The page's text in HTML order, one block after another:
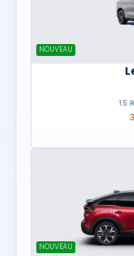
NOUVEAU
1.5
NOUVEAU